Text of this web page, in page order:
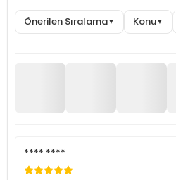
Önerilen Sıralama▼ Konu▼
**** ****